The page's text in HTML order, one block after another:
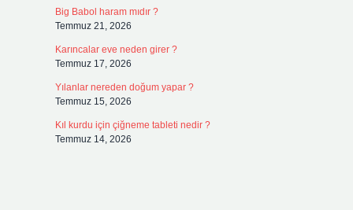
Big Babol haram mıdır ?
Temmuz 21, 2026
Karıncalar eve neden girer ?
Temmuz 17, 2026
Yılanlar nereden doğum yapar ?
Temmuz 15, 2026
Kıl kurdu için çiğneme tableti nedir ?
Temmuz 14, 2026